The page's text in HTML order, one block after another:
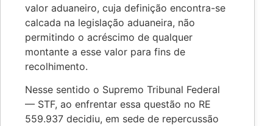
valor aduaneiro, cuja definição encontra-se
calcada na legislação aduaneira, não
permitindo o acréscimo de qualquer
montante a esse valor para fins de
recolhimento.
Nesse sentido o Supremo Tribunal Federal
— STF, ao enfrentar essa questão no RE
559.937 decidiu, em sede de repercussão